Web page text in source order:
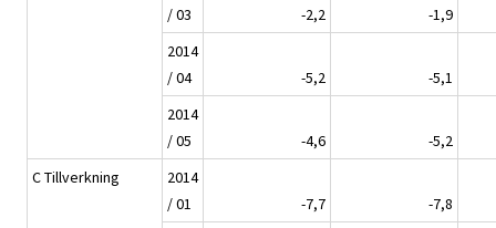
/ 03
-2,2
-1,9
2014
/ 04
-5,2
-5,1
2014
/ 05
-4,6
-5,2
C Tillverkning
2014
/ 01
-7,7
-7,8